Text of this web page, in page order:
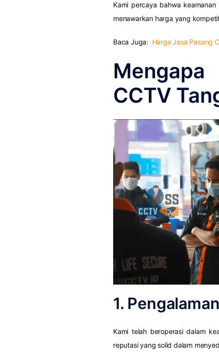
Kami percaya bahwa
menawarkan harga yang
Baca Juga: Harga Jasa Pasang
CCTV
1.
Kami telah beroperasi dalam
reputasi yang solid dalam